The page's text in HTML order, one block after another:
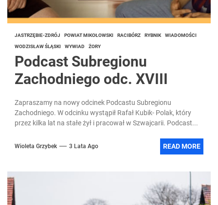
JASTRZĘBIE-ZDRÓJ POWIAT MIKOŁOWSKI RACIBÓRZ RYBNIK WIADOMOŚCI
WODZISŁAW ŚLĄSKI WYWIAD ŻORY
Podcast Subregionu
Zachodniego odc. XVIII
Zapraszamy na nowy odcinek Podcastu Subregionu
Zachodniego. W odcinku wystąpił Rafał Kubik- Polak, który
przez kilka lat na stałe żył i pracował w Szwajcarii. Podcast...
Wioleta Grzybek 3 Lata Ago READ MORE